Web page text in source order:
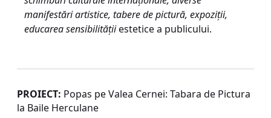
manifestări artistice, tabere de pictură, expoziţii,
educarea sensibilităţiiestetice a publicului.
PROIECT: Popas pe Valea Cernei: Tabara de Pictura
la Baile Herculane